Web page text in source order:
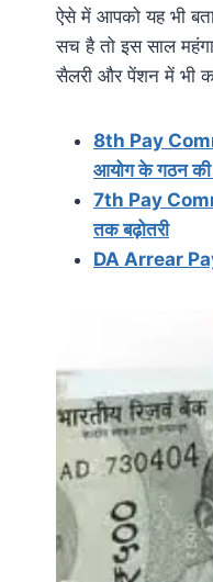
ऐसे में आपको यह भी
सच है तो इस साल
सैलरी और पेंशन में भी
8th Pay
आयोग के गठन की
7th Pay
तक बढ़ोतरी
DA Arrear